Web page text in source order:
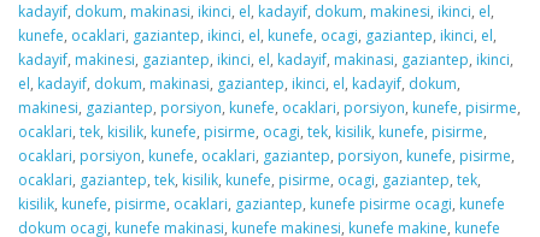
kadayif, dokum, makinasi, ikinci, el, kadayif, dokum, makinesi, ikinci, el,
kunefe, ocaklari, gaziantep, ikinci, el, kunefe, ocagi, gaziantep, ikinci, el,
kadayif, makinesi, gaziantep, ikinci, el, kadayif, makinasi, gaziantep, ikinci,
el, kadayif, dokum, makinasi, gaziantep, ikinci, el, kadayif, dokum,
makinesi, gaziantep, porsiyon, kunefe, ocaklari, porsiyon, kunefe, pisirme,
ocaklari, tek, kisilik, kunefe, pisirme, ocagi, tek, kisilik, kunefe, pisirme,
ocaklari, porsiyon, kunefe, ocaklari, gaziantep, porsiyon, kunefe, pisirme,
ocaklari, gaziantep, tek, kisilik, kunefe, pisirme, ocagi, gaziantep, tek,
kisilik, kunefe, pisirme, ocaklari, gaziantep, kunefe pisirme ocagi, kunefe
dokum ocagi, kunefe makinasi, kunefe makinesi, kunefe makine, kunefe